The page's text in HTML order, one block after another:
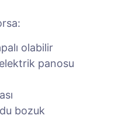
olabilir
panosu
bozuk